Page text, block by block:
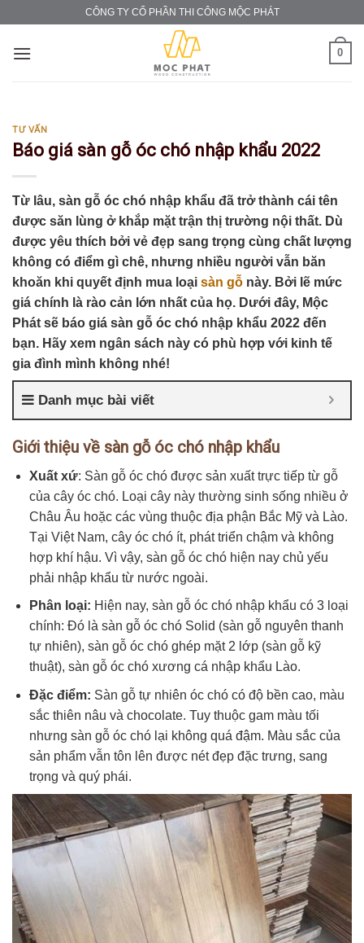
content
CÔNG TY CỔ PHẦN THI CÔNG MỘC PHÁT
0
TƯ VẤN
Báo giá sàn gỗ óc chó nhập khẩu 2022
Từ lâu, sàn gỗ óc chó nhập khẩu đã trở thành cái tên
được săn lùng ở khắp mặt trận thị trường nội thất. Dù
được yêu thích bởi vẻ đẹp sang trọng cùng chất lượng
không có điểm gì chê, nhưng nhiều người vẫn băn
khoăn khi quyết định mua loại sàn gỗ này. Bởi lẽ mức
giá chính là rào cản lớn nhất của họ. Dưới đây, Mộc
Phát sẽ báo giá sàn gỗ óc chó nhập khẩu 2022 đến
bạn. Hãy xem ngân sách này có phù hợp với kinh tế
gia đình mình không nhé!
Danh mục bài viết
Giới thiệu về sàn gỗ óc chó nhập khẩu
Xuất xứ: Sàn gỗ óc chó được sản xuất trực tiếp từ gỗ
của cây óc chó. Loại cây này thường sinh sống nhiều ở
Châu Âu hoặc các vùng thuộc địa phận Bắc Mỹ và Lào.
Tại Việt Nam, cây óc chó ít, phát triển chậm và không
hợp khí hậu. Vì vậy, sàn gỗ óc chó hiện nay chủ yếu
phải nhập khẩu từ nước ngoài.
Phân loại: Hiện nay, sàn gỗ óc chó nhập khẩu có 3 loại
chính: Đó là sàn gỗ óc chó Solid (sàn gỗ nguyên thanh
tự nhiên), sàn gỗ óc chó ghép mặt 2 lớp (sàn gỗ kỹ
thuật), sàn gỗ óc chó xương cá nhập khẩu Lào.
Đặc điểm: Sàn gỗ tự nhiên óc chó có độ bền cao, màu
sắc thiên nâu và chocolate. Tuy thuộc gam màu tối
nhưng sàn gỗ óc chó lại không quá đậm. Màu sắc của
sản phẩm vẫn tôn lên được nét đẹp đặc trưng, sang
trọng và quý phái.